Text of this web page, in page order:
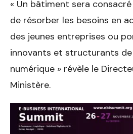
« Un bâtiment sera
de résorber les besoins en
des jeunes entreprises ou
innovants et structurants de
numérique » révèle le
Ministère.